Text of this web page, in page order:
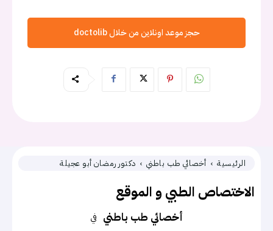
الرئيسية أخصائي طب باطني دكتور رمضان أبو عجيلة
الاختصاص الطبي و الموقع
في أخصائي طب باطني
حجز موعد اونلاين من خلال doctolib